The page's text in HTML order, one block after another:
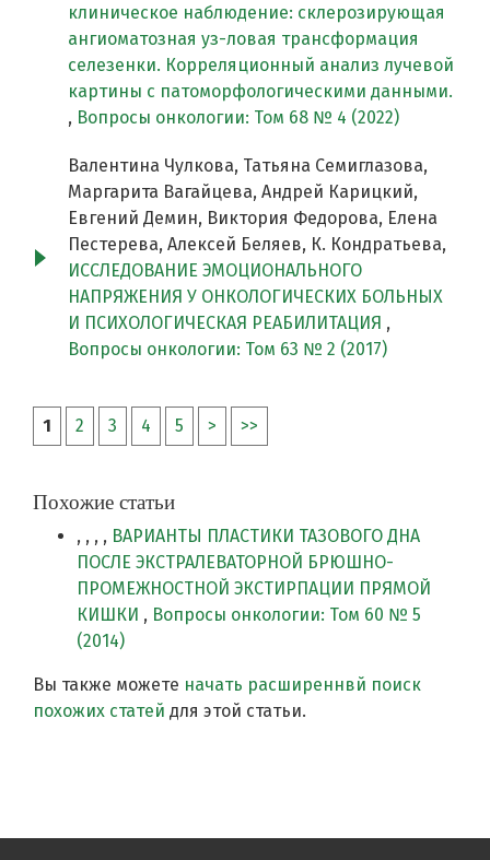
клиническое наблюдение: склерозирующая
ангиоматозная уз-ловая трансформация
селезенки. Корреляционный анализ лучевой
картины с патоморфологическими данными.
, Вопросы онкологии: Том 68 № 4 (2022)
Валентина Чулкова, Татьяна Семиглазова,
Маргарита Вагайцева, Андрей Карицкий,
Евгений Демин, Виктория Федорова, Елена
Пестерева, Алексей Беляев, К. Кондратьева,
ИССЛЕДОВАНИЕ ЭМОЦИОНАЛЬНОГО
НАПРЯЖЕНИЯ У ОНКОЛОГИЧЕСКИХ БОЛЬНЫХ
И ПСИХОЛОГИЧЕСКАЯ РЕАБИЛИТАЦИЯ ,
Вопросы онкологии: Том 63 № 2 (2017)
1 2 3 4 5 > >>
Похожие статьи
, , , , ВАРИАНТЫ ПЛАСТИКИ ТАЗОВОГО ДНА
ПОСЛЕ ЭКСТРАЛЕВАТОРНОЙ БРЮШНО-
ПРОМЕЖНОСТНОЙ ЭКСТИРПАЦИИ ПРЯМОЙ
КИШКИ , Вопросы онкологии: Том 60 № 5
(2014)
Вы также можете начать расширеннвй поиск
похожих статей для этой статьи.